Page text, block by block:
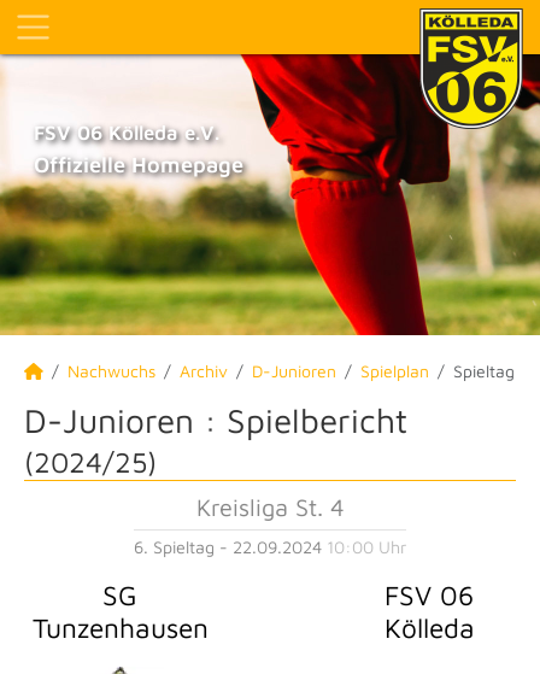
FSV 06 Kölleda e.V.
Offizielle Homepage
Nachwuchs Archiv D-Junioren Spielplan Spieltag
D-Junioren : Spielbericht
(2024/25)
Kreisliga St. 4
6. Spieltag - 22.09.2024 10:00 Uhr
SG
Tunzenhausen
FSV 06
Kölleda